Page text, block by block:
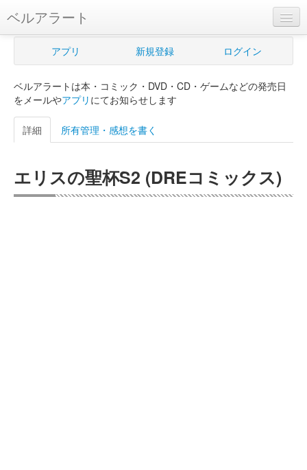
ベルアラート
ベルアラートとは
新規登録
ログイン
購入管理
アプリ 新規登録 ログイン
ベルアラートは本・コミック・DVD・CD・ゲームなどの発売日
をメールやアプリ にてお知らせします
詳細 所有管理・感想を書く
エリスの聖杯S2 (DREコミックス)